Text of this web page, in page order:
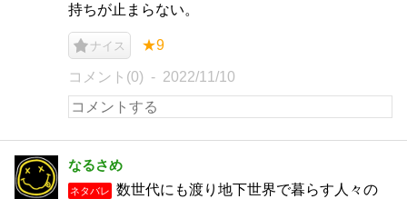
持ちが止まらない。
ナイス ★9
コメント(0) 2022/11/10
なるさめ
ネタバレ
数世代にも渡り地下世界で暮らす人々の